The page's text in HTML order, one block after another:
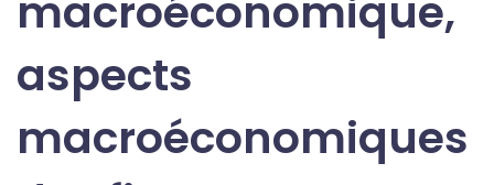
macroéconomique,
aspects
macroéconomiques